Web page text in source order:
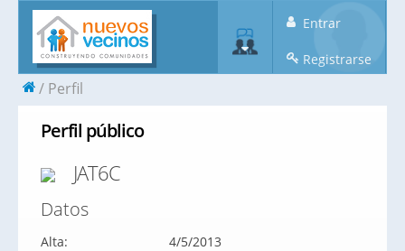
Entrar
Registrarse
Perfil
Perfil público
JAT6C
Datos
Alta:
4/5/2013